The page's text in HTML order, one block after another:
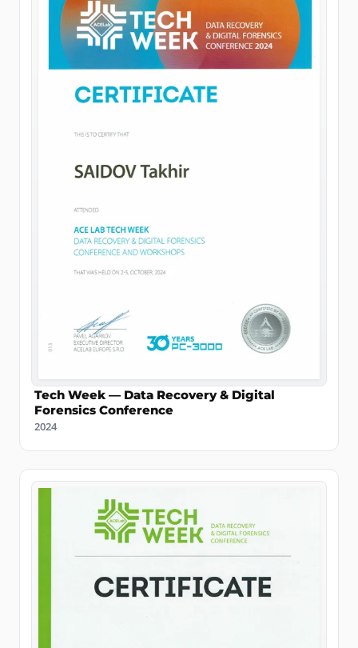
Tech Week — Data Recovery & Digital
Forensics Conference
2024